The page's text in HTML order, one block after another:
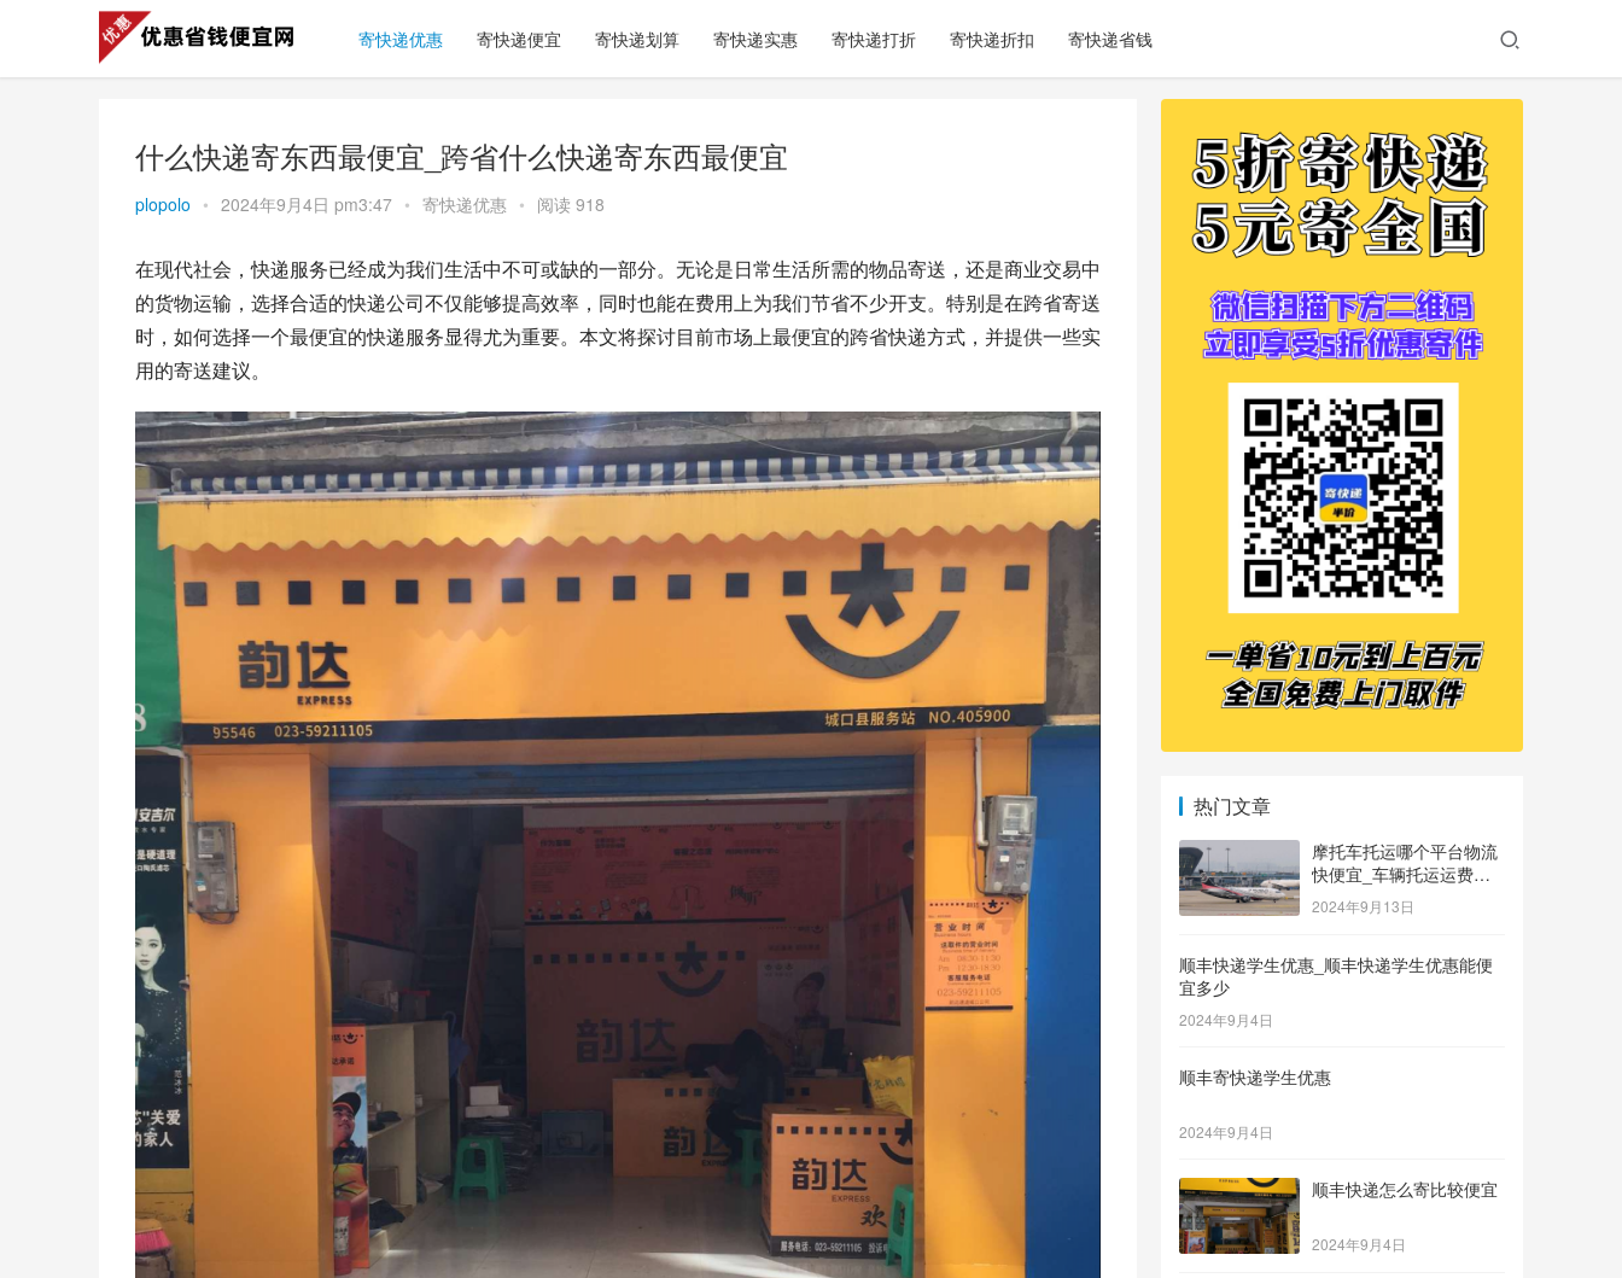
寄快递优惠 寄快递便宜 寄快递划算 寄快递实惠 寄快递打折 寄快递折扣 寄快递省钱
什么快递寄东西最便宜_跨省什么快递寄东西最便宜
plopolo • 2024年9月4日 pm3:47 • 寄快递优惠 • 阅读 918
在现代社会，快递服务已经成为我们生活中不可或缺的一部分。无论是日常生活所需的物品寄送，还是商业交易中
的货物运输，选择合适的快递公司不仅能够提高效率，同时也能在费用上为我们节省不少开支。特别是在跨省寄送
时，如何选择一个最便宜的快递服务显得尤为重要。本文将探讨目前市场上最便宜的跨省快递方式，并提供一些实
用的寄送建议。
热门文章
摩托车托运哪个平台物流
快便宜_车辆托运运费价
格表
2024年9月13日
顺丰快递学生优惠_顺丰快递学生优惠能便
宜多少
2024年9月4日
顺丰寄快递学生优惠
2024年9月4日
顺丰快递怎么寄比较便宜
2024年9月4日